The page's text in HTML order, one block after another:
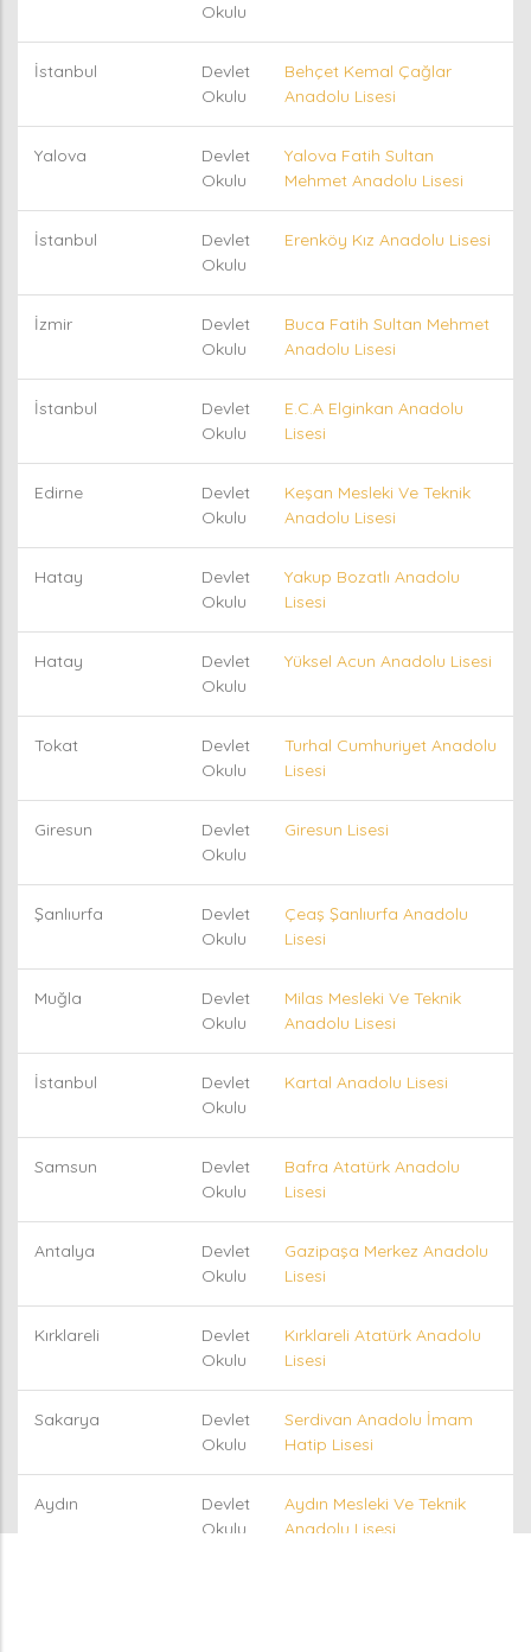
Okulu
İstanbul
Devlet
Okulu
Behçet Kemal Çağlar
Anadolu Lisesi
Yalova
Devlet
Okulu
Yalova Fatih Sultan
Mehmet Anadolu Lisesi
İstanbul
Devlet
Okulu
Erenköy Kız Anadolu Lisesi
İzmir
Devlet
Okulu
Buca Fatih Sultan Mehmet
Anadolu Lisesi
İstanbul
Devlet
Okulu
E.C.A Elginkan Anadolu
Lisesi
Edirne
Devlet
Okulu
Keşan Mesleki Ve Teknik
Anadolu Lisesi
Hatay
Devlet
Okulu
Yakup Bozatlı Anadolu
Lisesi
Hatay
Devlet
Okulu
Yüksel Acun Anadolu Lisesi
Tokat
Devlet
Okulu
Turhal Cumhuriyet Anadolu
Lisesi
Giresun
Devlet
Okulu
Giresun Lisesi
Şanlıurfa
Devlet
Okulu
Çeaş Şanlıurfa Anadolu
Lisesi
Muğla
Devlet
Okulu
Milas Mesleki Ve Teknik
Anadolu Lisesi
İstanbul
Devlet
Okulu
Kartal Anadolu Lisesi
Samsun
Devlet
Okulu
Bafra Atatürk Anadolu
Lisesi
Antalya
Devlet
Okulu
Gazipaşa Merkez Anadolu
Lisesi
Kırklareli
Devlet
Okulu
Kırklareli Atatürk Anadolu
Lisesi
Sakarya
Devlet
Okulu
Serdivan Anadolu İmam
Hatip Lisesi
Aydın
Devlet
Okulu
Aydın Mesleki Ve Teknik
Anadolu Lisesi